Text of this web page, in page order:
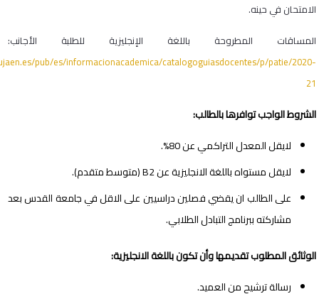
الامتحان في حينه.
المساقات المطروحة باللغة الإنجليزية للطلبة الأجانب:
pub/es/informacionacademica/catalogoguiasdocentes/p/patie/2020-
21
الشروط الواجب توافرها بالطالب:
لايقل المعدل التراكمي عن 80%.
لايقل مستواه باللغة الانجليزية عن B2 (متوسط متقدم).
على الطالب ان يقضي فصلين دراسيين على الاقل في جامعة القدس بعد
مشاركته ببرنامج التبادل الطلابي.
الوثائق المطلوب تقديمها وأن تكون باللغة الانجليزية:
رسالة ترشيح من العميد.